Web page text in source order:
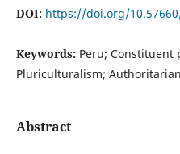
DOI: https://doi.org/
Keywords: Peru; Constituent
Pluriculturalism;
Abstract